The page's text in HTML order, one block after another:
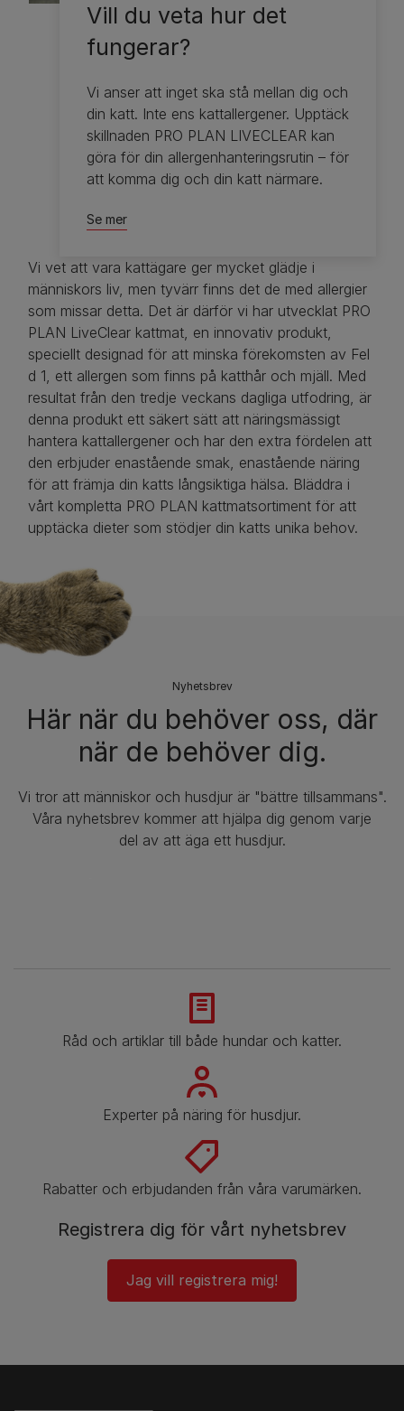
Vill du veta hur det
fungerar?
Vi anser att inget ska stå mellan dig och
din katt. Inte ens kattallergener. Upptäck
skillnaden PRO PLAN LIVECLEAR kan
göra för din allergenhanteringsrutin – för
att komma dig och din katt närmare.
Se mer
Vi vet att vara kattägare ger mycket glädje i
människors liv, men tyvärr finns det de med allergier
som missar detta. Det är därför vi har utvecklat PRO
PLAN LiveClear kattmat, en innovativ produkt,
speciellt designad för att minska förekomsten av Fel
d 1, ett allergen som finns på katthår och mjäll. Med
resultat från den tredje veckans dagliga utfodring, är
denna produkt ett säkert sätt att näringsmässigt
hantera kattallergener och har den extra fördelen att
den erbjuder enastående smak, enastående näring
för att främja din katts långsiktiga hälsa. Bläddra i
vårt kompletta PRO PLAN kattmatsortiment för att
upptäcka dieter som stödjer din katts unika behov.​
Nyhetsbrev​
Här när du behöver oss, där
när de behöver dig.
Vi tror att människor och husdjur är "bättre tillsammans".
Våra nyhetsbrev kommer att hjälpa dig genom varje
del av att äga ett husdjur.
Råd och artiklar till både hundar och katter.
Experter på näring för husdjur.
Rabatter och erbjudanden från våra varumärken.
Registrera dig för vårt nyhetsbrev
Jag vill registrera mig!